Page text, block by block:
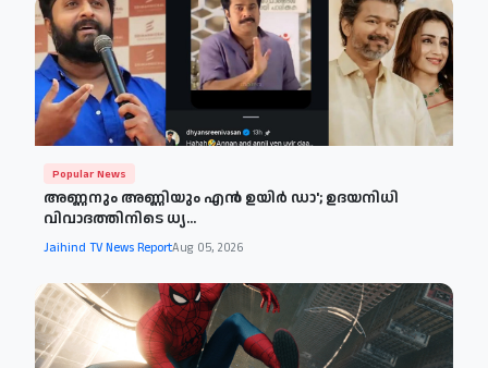
Popular News
അണ്ണനും അണ്ണിയും എൻ ഉയിർ ഡാ'; ഉദയനിധി
വിവാദത്തിനിടെ ധ്യ...
Jaihind TV News ReportAug 05, 2026